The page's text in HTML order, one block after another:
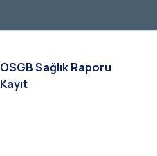
OSGB Sağlık Raporu
Kayıt